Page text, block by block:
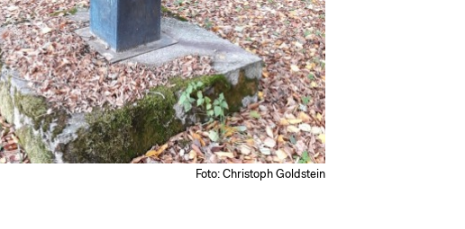
Foto: Christoph Goldstein